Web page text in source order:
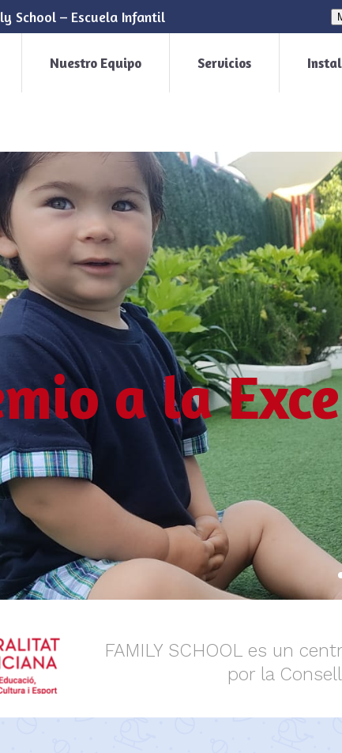
School – Escuela Infantil
Nuestro Equipo Servicios
a la
FAMILY SCHOOL es un
por la